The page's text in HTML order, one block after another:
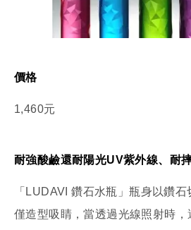
價格
1,460元
耐強酸鹼還耐陽光UV紫外線、耐
「LUDAVI 鑽石水瓶」瓶身以鑽
僅造型吸睛，當透過光線照射時